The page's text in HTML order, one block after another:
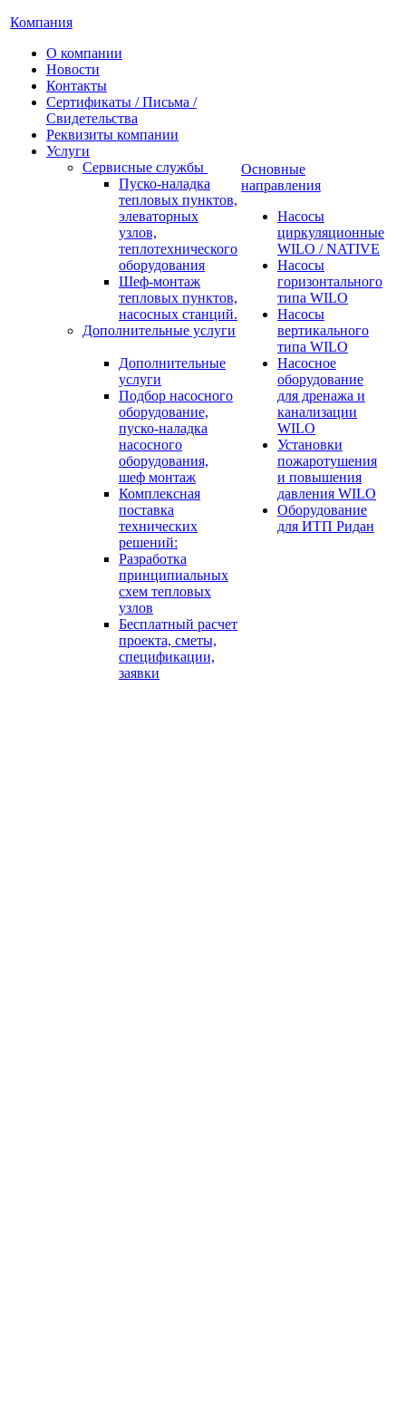
Компания
О компании
Новости
Контакты
Сертификаты / Письма /
Свидетельства
Реквизиты компании
Услуги
Сервисные службы
Пуско-наладка
тепловых пунктов,
элеваторных
узлов,
теплотехнического
оборудования
Шеф-монтаж
тепловых пунктов,
насосных станций.
Дополнительные услуги
Дополнительные
услуги
Подбор насосного
оборудование,
пуско-наладка
насосного
оборудования,
шеф монтаж
Комплексная
поставка
технических
решений:
Разработка
принципиальных
схем тепловых
узлов
Бесплатный расчет
проекта, сметы,
спецификации,
заявки
Основные
направления
Насосы
циркуляционные
WILO / NATIVE
Насосы
горизонтального
типа WILO
Насосы
вертикального
типа WILO
Насосное
оборудование
для дренажа и
канализации
WILO
Установки
пожаротушения
и повышения
давления WILO
Оборудование
для ИТП Ридан